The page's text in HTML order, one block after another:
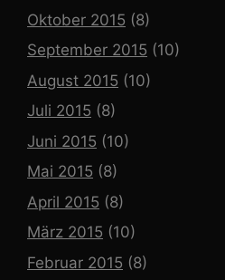
Oktober 2015 (8)
September 2015 (10)
August 2015 (10)
Juli 2015 (8)
Juni 2015 (10)
Mai 2015 (8)
April 2015 (8)
März 2015 (10)
Februar 2015 (8)